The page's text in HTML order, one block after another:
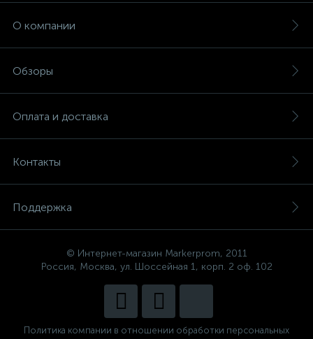
О компании
Обзоры
Оплата и доставка
Контакты
Поддержка
© Интернет-магазин Markerprom, 2011
Россия, Москва, ул. Шоссейная 1, корп. 2 оф. 102
Политика компании в отношении обработки персональных